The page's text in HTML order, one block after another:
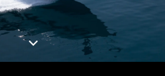
EKIP